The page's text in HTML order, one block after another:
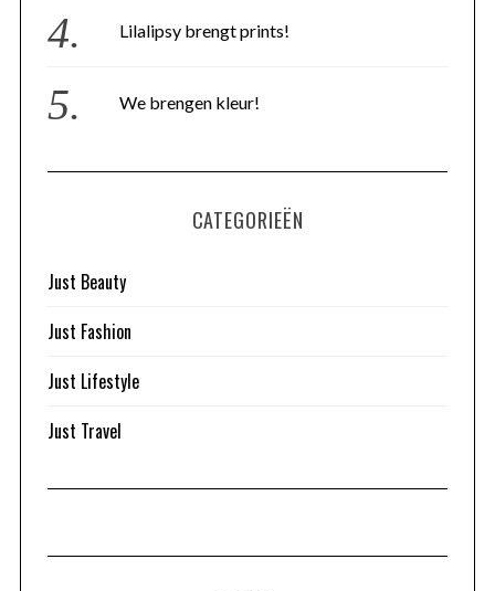
Lilalipsy brengt prints!
We brengen kleur!
CATEGORIEËN
Just Beauty
Just Fashion
Just Lifestyle
Just Travel